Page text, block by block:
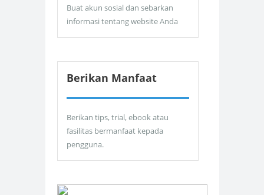
Buat akun sosial dan sebarkan
informasi tentang website Anda
Berikan Manfaat
Berikan tips, trial, ebook atau
fasilitas bermanfaat kepada
pengguna.